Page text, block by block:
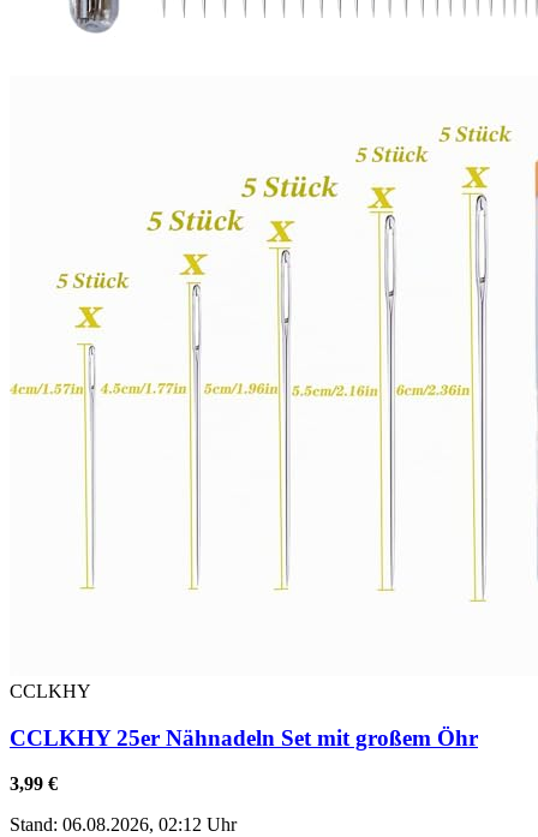
CCLKHY
CCLKHY 25er Nähnadeln Set mit großem Öhr
3,99 €
Stand: 06.08.2026, 02:12 Uhr